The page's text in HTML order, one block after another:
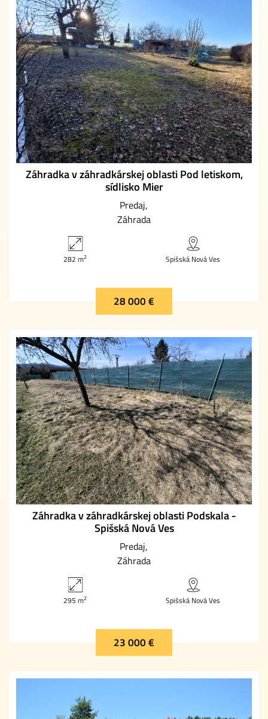
Záhradka v záhradkárskej oblasti Pod letiskom,
sídlisko Mier
Predaj
Záhrada
282 m2 Spišská Nová Ves
28 000 €
Záhradka v záhradkárskej oblasti Podskala -
Spišská Nová Ves
Predaj
Záhrada
295 m2 Spišská Nová Ves
23 000 €